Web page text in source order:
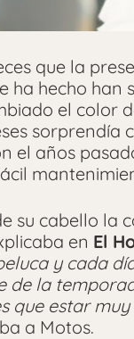
que la
ha hecho han
el color
sorprendía
el años
su cabello la
en El
y cada
de la
que estar
a Motos.